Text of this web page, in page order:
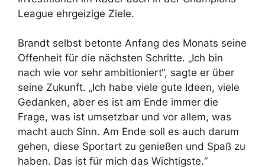
League ehrgeizige Ziele.
Brandt selbst betonte Anfang des Monats seine
Offenheit für die nächsten Schritte. „Ich bin
nach wie vor sehr ambitioniert“, sagte er über
seine Zukunft. „Ich habe viele gute Ideen, viele
Gedanken, aber es ist am Ende immer die
Frage, was ist umsetzbar und vor allem, was
macht auch Sinn. Am Ende soll es auch darum
gehen, diese Sportart zu genießen und Spaß zu
haben. Das ist für mich das Wichtigste.“